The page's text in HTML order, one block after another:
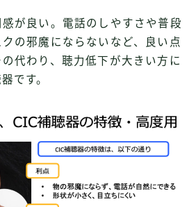
が良い。電話のしやすさや普段
の邪魔にならないなど、良い点
代わり、聴力低下が大きい方に
です。